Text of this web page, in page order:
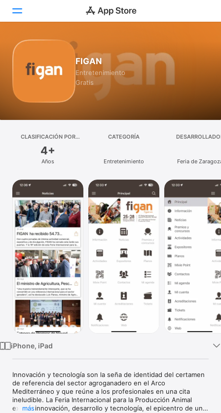
Juegos
Buscar
Plataforma
iPad
Mac
Watch
TV
FIGAN
Entretenimiento
Gratis
CLASIFICACIÓN POR
4+
Años
CATEGORÍA
Entretenimiento Feria de
iPhone, iPad
Innovación y tecnología son la seña de identidad del certamen
de referencia del sector agroganadero en el Arco
Mediterráneo y que reúne a los profesionales en una cita
ineludible. La Feria Internacional para la Producción Animal
exhibe innovación, desarrollo y tecnología, el epicentro de una
más